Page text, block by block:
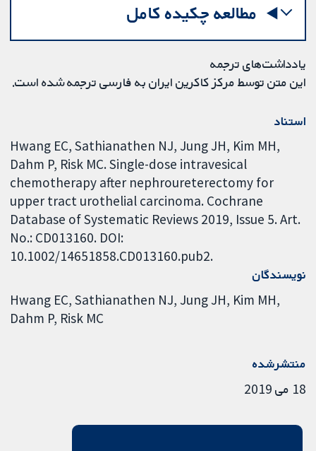
مطالعه چکیده کامل
یادداشت‌های ترجمه
این متن توسط مرکز کاکرین ایران به فارسی ترجمه شده است.
استناد
Hwang EC, Sathianathen NJ, Jung JH, Kim MH,
Dahm P, Risk MC. Single-dose intravesical
chemotherapy after nephroureterectomy for
upper tract urothelial carcinoma. Cochrane
Database of Systematic Reviews 2019, Issue 5. Art.
No.: CD013160. DOI:
10.1002/14651858.CD013160.pub2.
نویسندگان
Hwang EC Sathianathen NJ Jung JH Kim MH
Dahm P Risk MC
منتشرشده
18 می 2019